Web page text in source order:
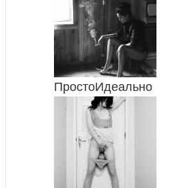
ПростоИдеально